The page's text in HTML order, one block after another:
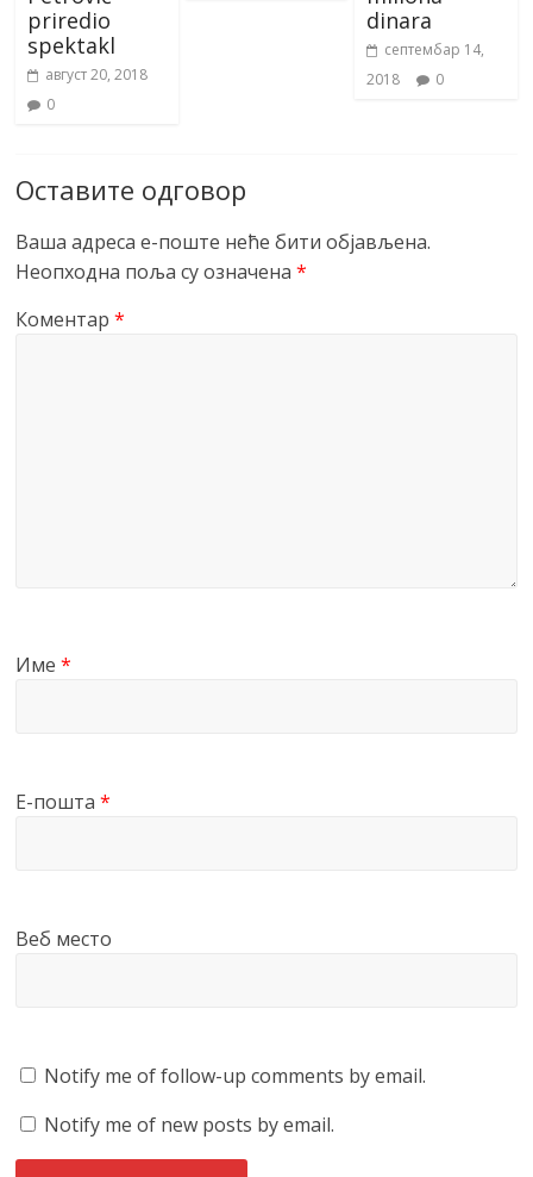
priredio
spektakl
август 20, 2018
0
dinara
септембар 14,
2018
0
Оставите одговор
Ваша адреса е-поште неће бити објављена.
Неопходна поља су означена*
Коментар*
Име*
Е-пошта*
Веб место
Notify me of follow-up comments by email.
Notify me of new posts by email.